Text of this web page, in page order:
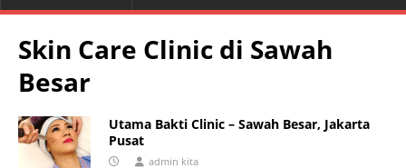
Skin Care Clinic di Sawah
Besar
Utama Bakti Clinic – Sawah Besar, Jakarta
Pusat
admin kita